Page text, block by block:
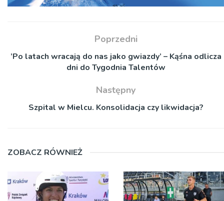
Poprzedni
’Po latach wracają do nas jako gwiazdy’ – Kąśna odlicza
dni do Tygodnia Talentów
Następny
Szpital w Mielcu. Konsolidacja czy likwidacja?
ZOBACZ RÓWNIEŻ